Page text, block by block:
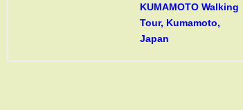
KUMAMOTO Walking
Tour, Kumamoto,
Japan